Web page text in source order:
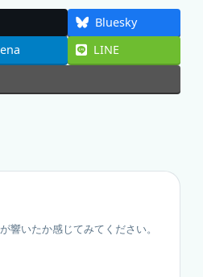
Bluesky
LINE
響いたか感じてみてください。